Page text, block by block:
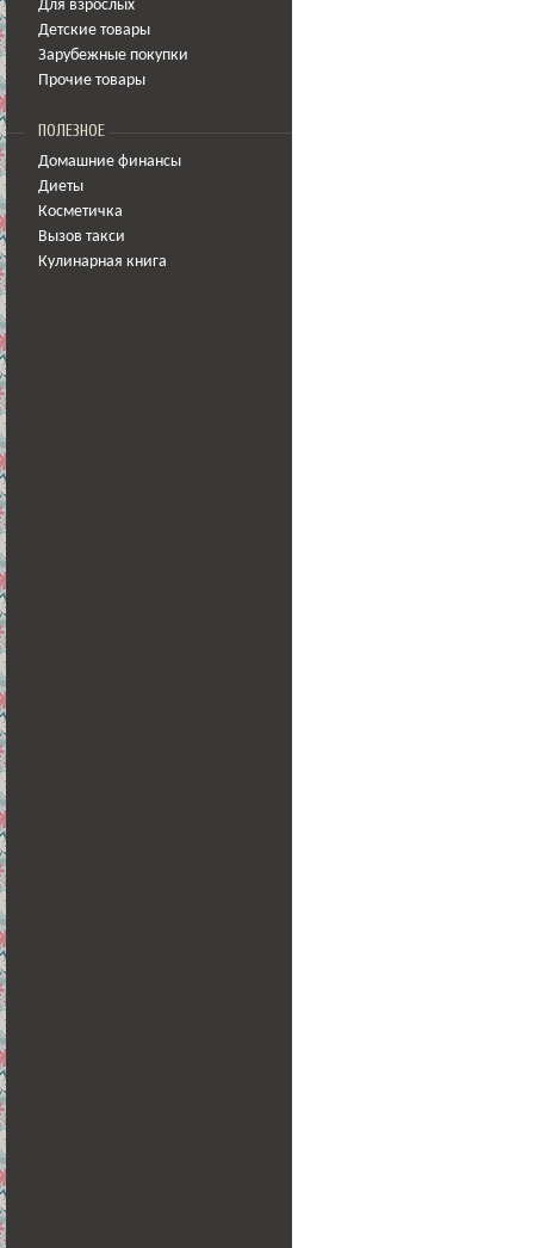
Для взрослых
Детские товары
Зарубежные покупки
Прочие товары
ПОЛЕЗНОЕ
Домашние финансы
Диеты
Косметичка
Вызов такси
Кулинарная книга